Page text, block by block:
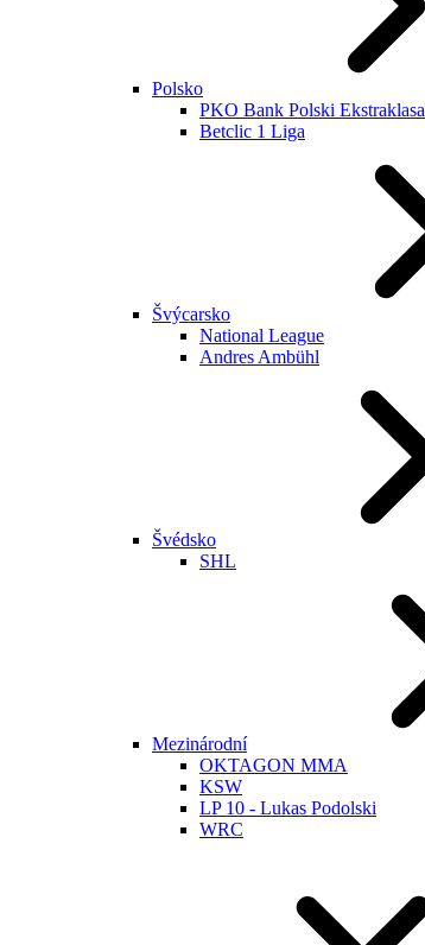
Polsko
PKO Bank Polski Ekstraklasa
Betclic 1 Liga
Švýcarsko
National League
Andres Ambühl
Švédsko
SHL
Mezinárodní
OKTAGON MMA
KSW
LP 10 - Lukas Podolski
WRC